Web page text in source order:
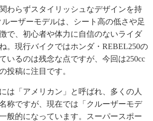
わらずスタイリッシュなデザインを持
ルーザーモデルは、シート高の低さや足
で、初心者や体力に自信のないライダ
。現行バイクではホンダ・REBEL250の
いるのは残念な点ですが、今回は250cc
投稿に注目です。
は「アメリカン」と呼ばれ、多くの人
称ですが、現在では「クルーザーモデ
般的になっています。スーパースポー